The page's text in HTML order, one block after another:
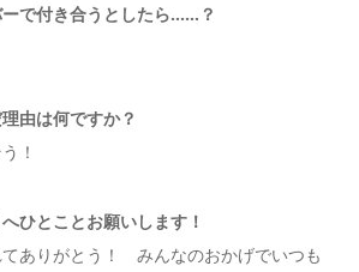
で付き合うとしたら……？
由は何ですか？
！
ひとことお願いします！
ありがとう！ みんなのおかげでいつも